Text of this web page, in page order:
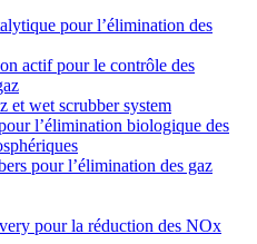
pour l’élimination des
actif pour le contrôle des
et wet scrubber system
l’élimination biologique des
pour l’élimination des gaz
pour la réduction des NOx